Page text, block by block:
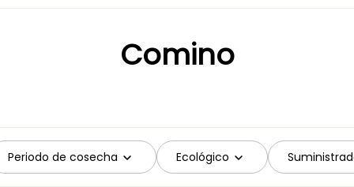
Comino
Periodo de cosecha Ecológico